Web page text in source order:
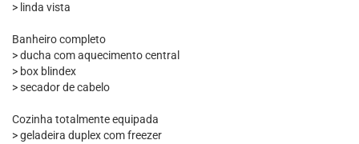
> linda vista
Banheiro completo
> ducha com aquecimento central
> box blindex
> secador de cabelo
Cozinha totalmente equipada
> geladeira duplex com freezer